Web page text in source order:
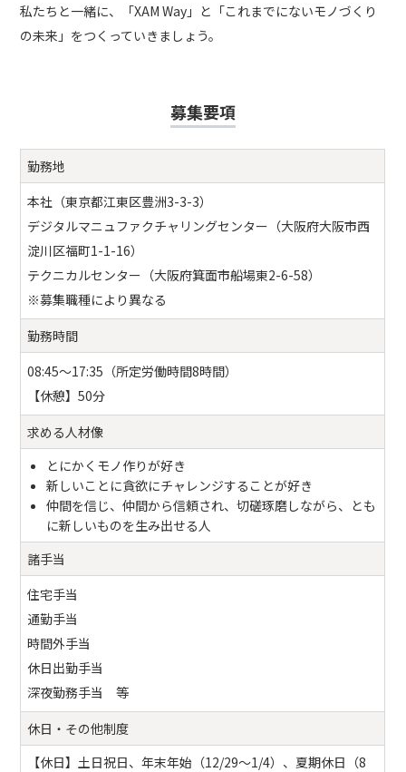
私たちと一緒に、「XAM Way」と「これまでにないモノづくり
の未来」をつくっていきましょう。
募集要項
勤務地
本社（東京都江東区豊洲3-3-3）
デジタルマニュファクチャリングセンター（大阪府大阪市西
淀川区福町1-1-16）
テクニカルセンター（大阪府箕面市船場東2-6-58）
※募集職種により異なる
勤務時間
08:45～17:35（所定労働時間8時間）
【休憩】50分
求める人材像
とにかくモノ作りが好き
新しいことに貪欲にチャレンジすることが好き
仲間を信じ、仲間から信頼され、切磋琢磨しながら、とも
に新しいものを生み出せる人
諸手当
住宅手当
通勤手当
時間外手当
休日出勤手当
深夜勤務手当 等
休日・その他制度
【休日】土日祝日、年末年始（12/29～1/4）、夏期休日（8